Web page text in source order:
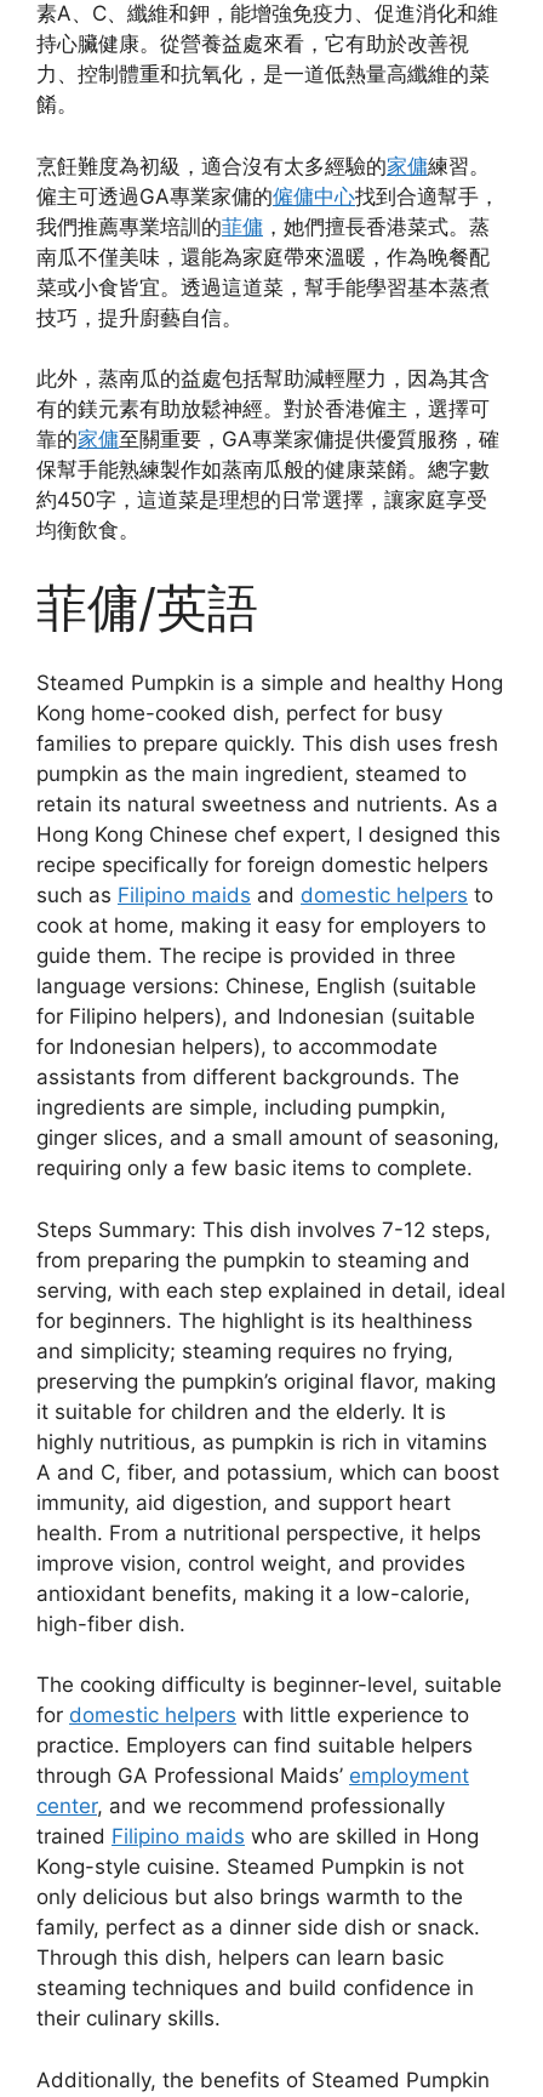
素A、C、纖維和鉀，能增強免疫力、促進消化和維
持心臟健康。從營養益處來看，它有助於改善視
力、控制體重和抗氧化，是一道低熱量高纖維的菜
餚。
烹飪難度為初級，適合沒有太多經驗的家傭練習。
僱主可透過GA專業家傭的僱傭中心找到合適幫手，
我們推薦專業培訓的菲傭 ，她們擅長香港菜式。蒸
南瓜不僅美味，還能為家庭帶來溫暖，作為晚餐配
菜或小食皆宜。透過這道菜，幫手能學習基本蒸煮
技巧，提升廚藝自信。
此外，蒸南瓜的益處包括幫助減輕壓力，因為其含
有的鎂元素有助放鬆神經。對於香港僱主，選擇可
靠的家傭至關重要，GA專業家傭提供優質服務，確
保幫手能熟練製作如蒸南瓜般的健康菜餚。總字數
約450字，這道菜是理想的日常選擇，讓家庭享受
均衡飲食。
菲傭/英語
Steamed Pumpkin is a simple and healthy Hong
Kong home-cooked dish, perfect for busy
families to prepare quickly. This dish uses fresh
pumpkin as the main ingredient, steamed to
retain its natural sweetness and nutrients. As a
Hong Kong Chinese chef expert, I designed this
recipe specifically for foreign domestic helpers
such as Filipino maids and domestic helpers to
cook at home, making it easy for employers to
guide them. The recipe is provided in three
language versions: Chinese, English (suitable
for Filipino helpers), and Indonesian (suitable
for Indonesian helpers), to accommodate
assistants from different backgrounds. The
ingredients are simple, including pumpkin,
ginger slices, and a small amount of seasoning,
requiring only a few basic items to complete.
Steps Summary: This dish involves 7-12 steps,
from preparing the pumpkin to steaming and
serving, with each step explained in detail, ideal
for beginners. The highlight is its healthiness
and simplicity; steaming requires no frying,
preserving the pumpkin’s original flavor, making
it suitable for children and the elderly. It is
highly nutritious, as pumpkin is rich in vitamins
A and C, fiber, and potassium, which can boost
immunity, aid digestion, and support heart
health. From a nutritional perspective, it helps
improve vision, control weight, and provides
antioxidant benefits, making it a low-calorie,
high-fiber dish.
The cooking difficulty is beginner-level, suitable
for domestic helpers with little experience to
practice. Employers can find suitable helpers
through GA Professional Maids’ employment
center, and we recommend professionally
trained Filipino maids who are skilled in Hong
Kong-style cuisine. Steamed Pumpkin is not
only delicious but also brings warmth to the
family, perfect as a dinner side dish or snack.
Through this dish, helpers can learn basic
steaming techniques and build confidence in
their culinary skills.
Additionally, the benefits of Steamed Pumpkin